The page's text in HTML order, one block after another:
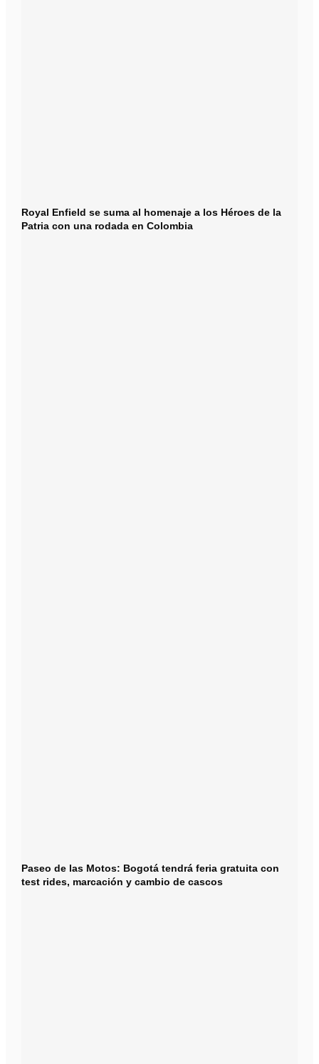
Royal Enfield se suma al homenaje a los Héroes de la
Patria con una rodada en Colombia
Paseo de las Motos: Bogotá tendrá feria gratuita con
test rides, marcación y cambio de cascos